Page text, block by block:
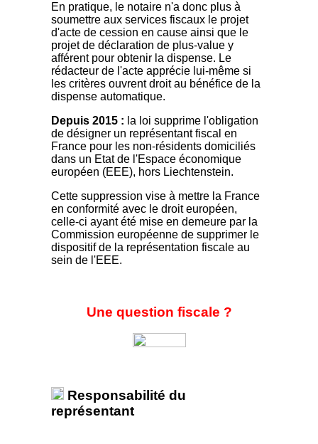
En pratique, le notaire n'a donc plus à
soumettre aux services fiscaux le projet
d'acte de cession en cause ainsi que le
projet de déclaration de plus-value y
afférent pour obtenir la dispense. Le
rédacteur de l'acte apprécie lui-même si
les critères ouvrent droit au bénéfice de la
dispense automatique.
Depuis 2015 : la loi supprime l'obligation
de désigner un représentant fiscal en
France pour les non-résidents domiciliés
dans un Etat de l'Espace économique
européen (EEE), hors Liechtenstein.
Cette suppression vise à mettre la France
en conformité avec le droit européen,
celle-ci ayant été mise en demeure par la
Commission européenne de supprimer le
dispositif de la représentation fiscale au
sein de l'EEE.
Une question fiscale ?
Responsabilité du
représentant